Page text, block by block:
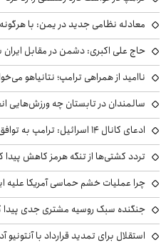
معادله نظامی جدید در یمن: با
حاج علی اکبری: دشمن در مقابل
ناامید از همراهی ترامپ؛ نتانیاهو
سالمندان در تابستان چه ورزش‌هایی
ادعای کانال ۱۴ اسرائیل: ترامپ به توافق با ایران نزدیک می‌شود
تردد کشتی‌ها از تنگه هرمز کاهش پیدا
چرا عملیات خشم حماسی آمریکا علیه
جنگنده سبک روسیه مشتری جدی پیدا
استقلال برای تمدید قرارداد با